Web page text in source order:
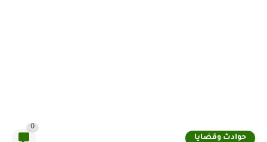
حوادث وقضايا
0